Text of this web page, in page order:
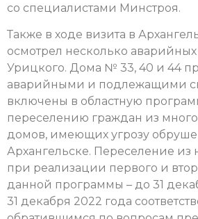
со специалистами Минстроя.
Также в ходе визита в
осмотрел несколько
Урицкого. Дома № 33, 40 и 44
аварийными и подлежащими
включены в областную
переселению граждан из
домов, имеющих угрозу
Архангельске. Переселение из
при реализации первого и
данной программы – до 31
31 декабря 2022 года